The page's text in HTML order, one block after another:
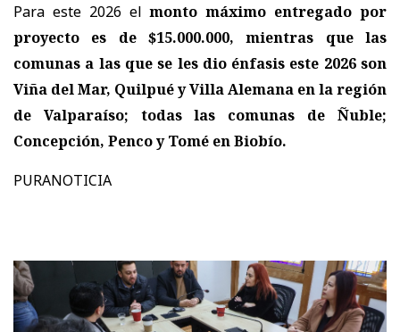
Para este 2026 elmonto máximo entregado por
proyecto es de $15.000.000, mientras que las
comunas a las que se les dio énfasis este 2026 son
Viña del Mar, Quilpué y Villa Alemana en la región
de Valparaíso; todas las comunas de Ñuble;
Concepción, Penco y Tomé en Biobío.
PURANOTICIA